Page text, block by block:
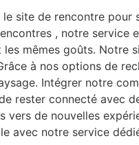
le site de rencontre pour
, notre service
les mêmes goûts. Notre
à nos options de
Intégrer notre
rester connecté avec
vers de nouvelles
avec notre service